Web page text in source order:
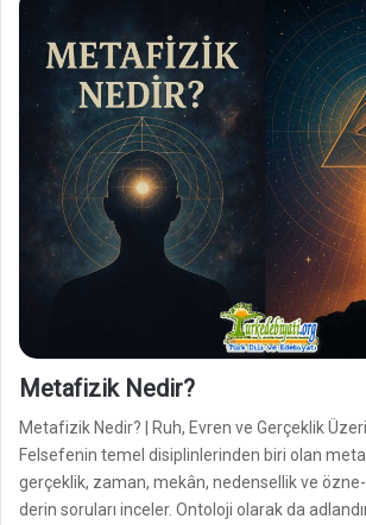
Metafizik Nedir?
Metafizik Nedir? | Ruh, Evren ve Gerçeklik
Felsefenin temel disiplinlerinden biri olan
gerçeklik, zaman, mekân, nedensellik ve
derin soruları inceler. Ontoloji olarak da